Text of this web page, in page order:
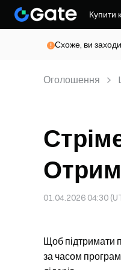
Купити
Схоже, ви
Оголошення
01.04.2026 04:30
Щоб підтримати
за часом